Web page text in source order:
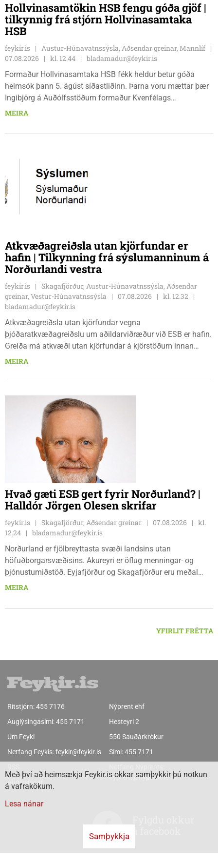
Hollvinasamtökin HSB fengu góða gjöf |
tilkynnig frá stjórn Hollvinasamtaka
HSB
feykir.is
Austur-Húnavatnssýsla, Aðsendar greinar, Mannlíf
07.08.2026
kl. 12.44
bladamadur@feykir.is
Formaður Hollvinasamtaka HSB fékk heldur betur góða
heimsók þann 5. ágúst síðastliðinn. Þarna voru mættar þær
Ingibjörg á Auðólfsstöðum formaður Kvenfélags
Bólstaðarhlíðarhrepps og Guðrún á Auðkúlu formaður
gjafabréf að upphæð kr: 737.800 upp í kaup á
MEIRA
Atkvæðagreiðsla utan kjörfundar er
hafin | Tilkynning frá sýslumanninum á
Norðurlandi vestra
feykir.is
Skagafjörður, Austur-Húnavatnssýsla, Aðsendar
greinar, Vestur-Húnavatnssýsla
07.08.2026
kl. 12.32
bladamadur@feykir.is
Atkvæðagreiðsla utan kjörfundar vegna
þjóðaratkvæðagreiðslu um aðildarviðræður við ESB er hafin.
Greiða má atkvæði utan kjörfundar á kjörstöðum innan
umdæmisins sem hér segir: Blönduósi, aðalskrifstofu,
Sauðárkróki, sýsluskrifstofu, Suðurgötu 1, Sauðárkróki, virka
vestra að Hvammstangabraut 5, Hvammstanga, mánudaga -
fimmtudaga kl. 10:00 - 14:00 og föstudaga kl. 10:00 - 12:00.
Skagaströnd, stjórnsýsluhúsi að Túnbraut 1-3, Skagaströnd,
mánudaga - fimmtudaga kl. 09:00 - 12:00 og 13:00 - 15:00,
frá og með mánudeginum 17. ágúst 2026.
MEIRA
Hvað gæti ESB gert fyrir Norðurland? |
Halldór Jörgen Olesen skrifar
feykir.is Skagafjörður, Aðsendar greinar 07.08.2026
kl.
12.24
bladamadur@feykir.is
Norðurland er fjölbreyttasta svæði landsins utan
höfuðborgarsvæðisins. Akureyri er öflug menningar- og
þjónustumiðstöð. Eyjafjörður og Skagafjörður eru meðal
bestu landbúnaðarsvæða landsins. Dalvík, Siglufjörður og
svæðinu er verið að þróa orkuverkefni og nýsköpun.
MEIRA
YFIRLIT FRÉTTA
Ritstjórn:455 7176
Auglýsingasími:455 7171
Um Feyki
Netfang Feykis:feykir@feykir.is
Auglýsingar
Nýprent ehf
Hesteyri 2
550 Sauðárkrókur
Sími:455 7171
nyprent@nyprent.is
Með því að heimsækja Feykir.is okkar samþykkir þú notkun
á vafrakökum.
Lesa nánar
Samþykkja